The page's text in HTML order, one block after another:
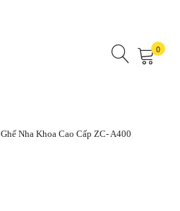
0
Ghế Nha Khoa Cao Cấp ZC- A400